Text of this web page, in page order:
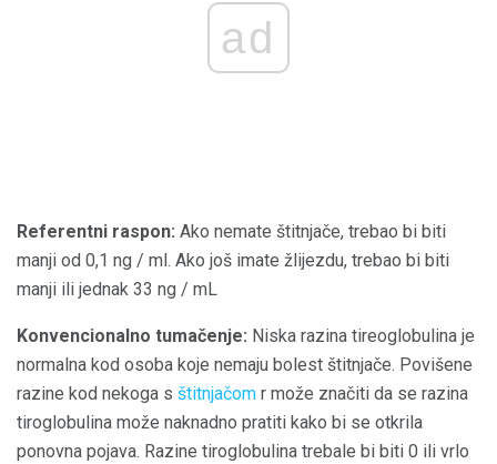
ad
Referentni raspon: Ako nemate štitnjače, trebao bi biti
manji od 0,1 ng / ml. Ako još imate žlijezdu, trebao bi biti
manji ili jednak 33 ng / mL
Konvencionalno tumačenje: Niska razina tireoglobulina je
normalna kod osoba koje nemaju bolest štitnjače. Povišene
razine kod nekoga s štitnjačom r može značiti da se razina
tiroglobulina može naknadno pratiti kako bi se otkrila
ponovna pojava. Razine tiroglobulina trebale bi biti 0 ili vrlo